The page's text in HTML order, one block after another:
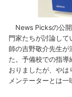
News Picksの公開
門家たちが討論し
師の吉野敬介先生が
た。予備校での指導
おりましたが、やは
メンテーターとは一